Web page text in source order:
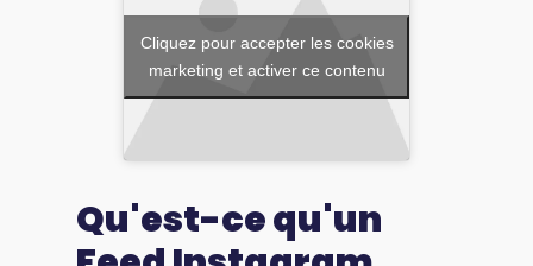
Cliquez pour accepter les cookies
marketing et activer ce contenu
Qu'est-ce qu'un